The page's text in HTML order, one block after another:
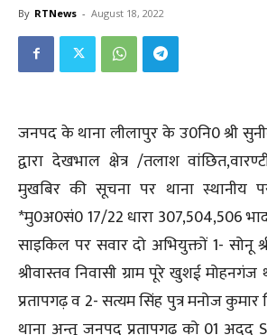
By RTNews - August 18, 2022
जनपद के थाना लीलापुर के उ0नि0 श्री
द्वारा देखभाल क्षेत्र /तलाश
मुखबिर की सूचना पर थाना स्थानीय
*मु0अ0सं0 17/22 धारा 307,504,506
साइकिल पर सवार दो अभियुक्तों 1- सोनू
श्रीवास्तव निवासी ग्राम पूरे खुशई
प्रतापगढ़ व 2- सत्यम सिंह पुत्र मनोज कुमार
थाना अन्तू जनपद प्रतापगढ़ को 01 अदद